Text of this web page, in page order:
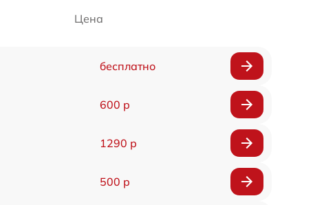
Цена
бесплатно
600 р
1290 р
500 р